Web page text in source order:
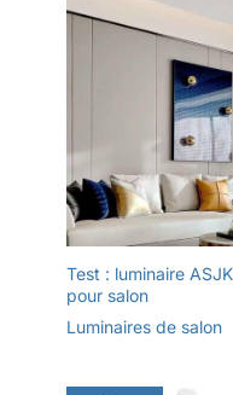
Test : luminaire
pour salon
Luminaires de salon